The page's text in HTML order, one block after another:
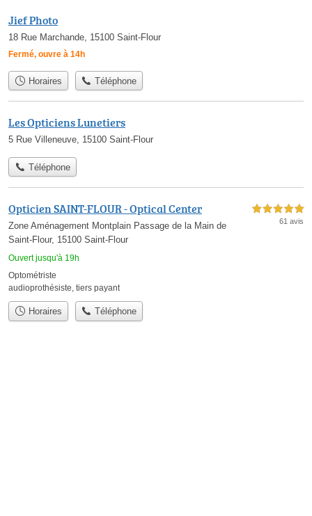
Jief Photo
18 Rue Marchande, 15100 Saint-Flour
Fermé, ouvre à 14h
Horaires Téléphone
Les Opticiens Lunetiers
5 Rue Villeneuve, 15100 Saint-Flour
Téléphone
Opticien SAINT-FLOUR - Optical Center
Zone Aménagement Montplain Passage de la Main de
Saint-Flour, 15100 Saint-Flour
Ouvert jusqu'à 19h
5,0 étoiles sur 5
61 avis
Optométriste
audioprothésiste, tiers payant
Horaires Téléphone